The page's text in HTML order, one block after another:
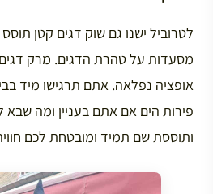
לטרוביל ישנו גם שוק דגים קטן
מסעדות על טהרת הדגים. מרק
אופציה נפלאה. אתם תרגישו מיד
פירות הים אם אתם בעניין ומה שבא
ותוססת שם תמיד ומובטחת לכם